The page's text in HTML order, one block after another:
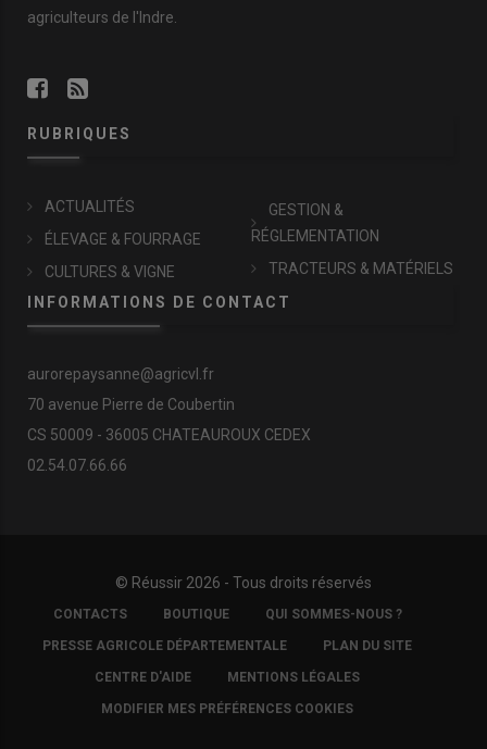
agriculteurs de l'Indre.
RUBRIQUES
ACTUALITÉS
ÉLEVAGE & FOURRAGE
CULTURES & VIGNE
GESTION &
RÉGLEMENTATION
TRACTEURS & MATÉRIELS
INFORMATIONS DE CONTACT
aurorepaysanne@agricvl.fr
70 avenue Pierre de Coubertin
CS 50009 - 36005 CHATEAUROUX CEDEX
02.54.07.66.66
© Réussir 2026 - Tous droits réservés
FOOTER
COPYRIGHT
CONTACTS BOUTIQUE QUI SOMMES-NOUS ?
PRESSE AGRICOLE DÉPARTEMENTALE PLAN DU SITE
CENTRE D'AIDE MENTIONS LÉGALES
MODIFIER MES PRÉFÉRENCES COOKIES